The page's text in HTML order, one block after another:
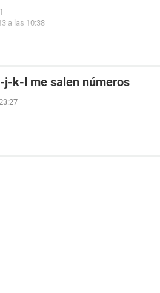
a las 10:38
k-l me salen números